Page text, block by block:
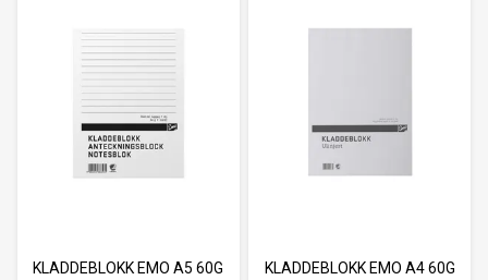
KLADDEBLOKK EMO A5 60G
KLADDEBLOKK EMO A4 60G